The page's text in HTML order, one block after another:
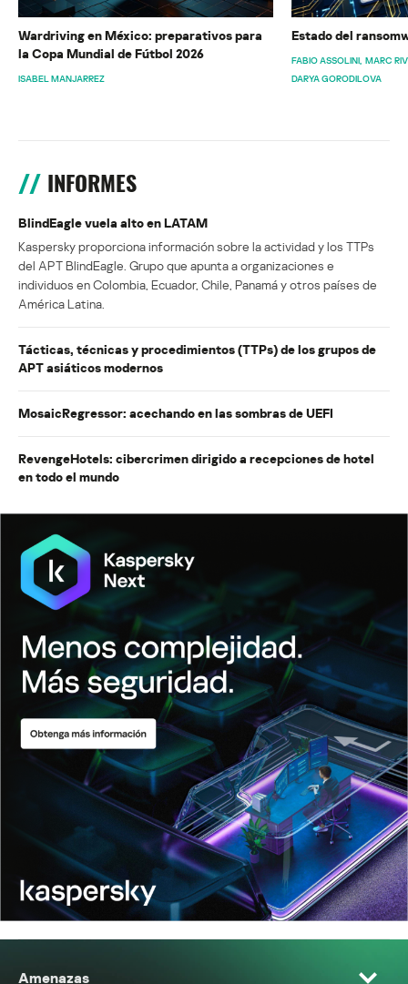
Wardriving en México: preparativos para
la Copa Mundial de Fútbol 2026
ISABEL MANJARREZ
Estado del
FABIO ASSOLINI MARC
DARYA GORODILOVA
INFORMES
BlindEagle vuela alto en LATAM
Kaspersky proporciona información sobre la actividad y los TTPs
del APT BlindEagle. Grupo que apunta a organizaciones e
individuos en Colombia, Ecuador, Chile, Panamá y otros países de
América Latina.
Tácticas, técnicas y procedimientos (TTPs) de los grupos de
APT asiáticos modernos
MosaicRegressor: acechando en las sombras de UEFI
RevengeHotels: cibercrimen dirigido a recepciones de hotel
en todo el mundo
Amenazas